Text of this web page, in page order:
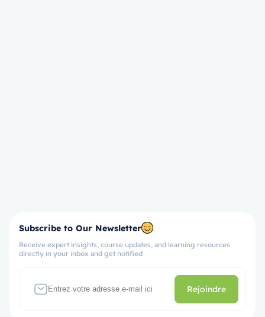
Subscribe to Our Newsletter
Receive expert insights, course updates, and learning resources
directly in your inbox and get notified
Rejoindre